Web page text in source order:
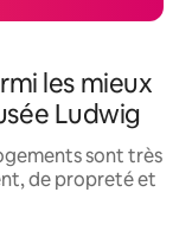
les mieux
Ludwig
sont très
de propreté et